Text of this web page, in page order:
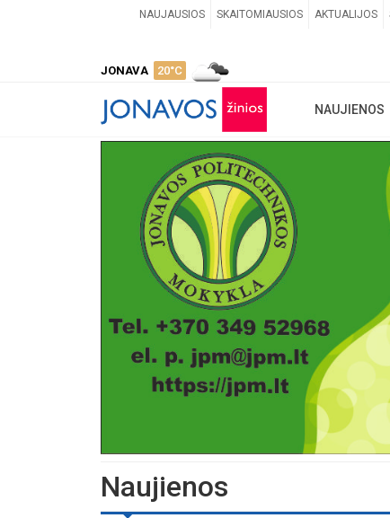
NAUJAUSIOS SKAITOMIAUSIOS AKTUALIJOS
JONAVA 20°C
NAUJIENOS
Naujienos